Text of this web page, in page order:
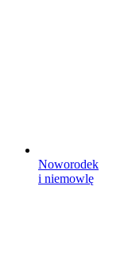
Noworodek
i niemowlę